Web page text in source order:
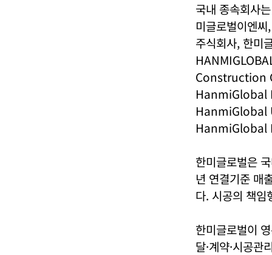
국내 종속회사
미글로벌이엔
주식회사, 한미
Construction
HanmiGlobal
HanmiGlobal
한미글로벌은
년 연결기준 매
다. 시공의 책임
한미글로벌이
달·계약·시공관